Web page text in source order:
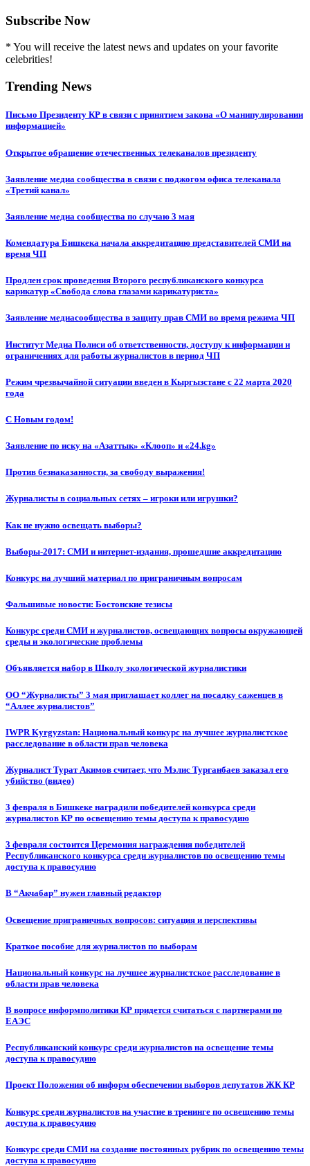
Subscribe Now
* You will receive the latest news and updates on your favorite
celebrities!
Trending News
Письмо Президенту КР в связи с принятием закона «О манипулировании
информацией»
Открытое обращение отечественных телеканалов президенту
Заявление медиа сообщества в связи с поджогом офиса телеканала
«Третий канал»
Заявление медиа сообщества по случаю 3 мая
Комендатура Бишкека начала аккредитацию представителей СМИ на
время ЧП
Продлен срок проведения Второго республиканского конкурса
карикатур «Свобода слова глазами карикатуриста»
Заявление медиасообщества в защиту прав СМИ во время режима ЧП
Институт Медиа Полиси об ответственности, доступу к информации и
ограничениях для работы журналистов в период ЧП
Режим чрезвычайной ситуации введен в Кыргызстане с 22 марта 2020
года
С Новым годом!
Заявление по иску на «Азаттык» «Клооп» и «24.kg»
Против безнаказанности, за свободу выражения!
Журналисты в социальных сетях – игроки или игрушки?
Как не нужно освещать выборы?
Выборы-2017: СМИ и интернет-издания, прошедшие аккредитацию
Конкурс на лучший материал по приграничным вопросам
Фальшивые новости: Бостонские тезисы
Конкурс среди СМИ и журналистов, освещающих вопросы окружающей
среды и экологические проблемы
Объявляется набор в Школу экологической журналистики
ОО “Журналисты” 3 мая приглашает коллег на посадку саженцев в
“Аллее журналистов”
IWPR Kyrgyzstan: Национальный конкурс на лучшее журналистское
расследование в области прав человека
Журналист Турат Акимов считает, что Мэлис Турганбаев заказал его
убийство (видео)
3 февраля в Бишкеке наградили победителей конкурса среди
журналистов КР по освещению темы доступа к правосудию
3 февраля состоится Церемония награждения победителей
Республиканского конкурса среди журналистов по освещению темы
доступа к правосудию
В “Акчабар” нужен главный редактор
Освещение приграничных вопросов: ситуация и перспективы
Краткое пособие для журналистов по выборам
Национальный конкурс на лучшее журналистское расследование в
области прав человека
В вопросе информполитики КР придется считаться с партнерами по
ЕАЭС
Республиканский конкурс среди журналистов на освещение темы
доступа к правосудию
Проект Положения об информ обеспечении выборов депутатов ЖК КР
Конкурс среди журналистов на участие в тренинге по освещению темы
доступа к правосудию
Конкурс среди СМИ на создание постоянных рубрик по освещению темы
доступа к правосудию